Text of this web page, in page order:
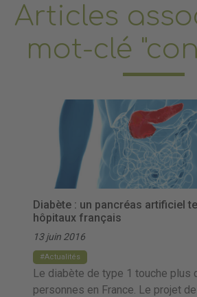
Articles
mot-clé
Diabète : un pancréas artificiel
hôpitaux français
13 juin 2016
Actualités
Le diabète de type 1 touche plus
personnes en France. Le projet